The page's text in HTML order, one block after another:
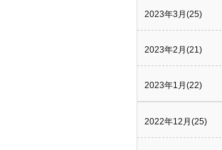
2023年3月(25)
2023年2月(21)
2023年1月(22)
2022年12月(25)